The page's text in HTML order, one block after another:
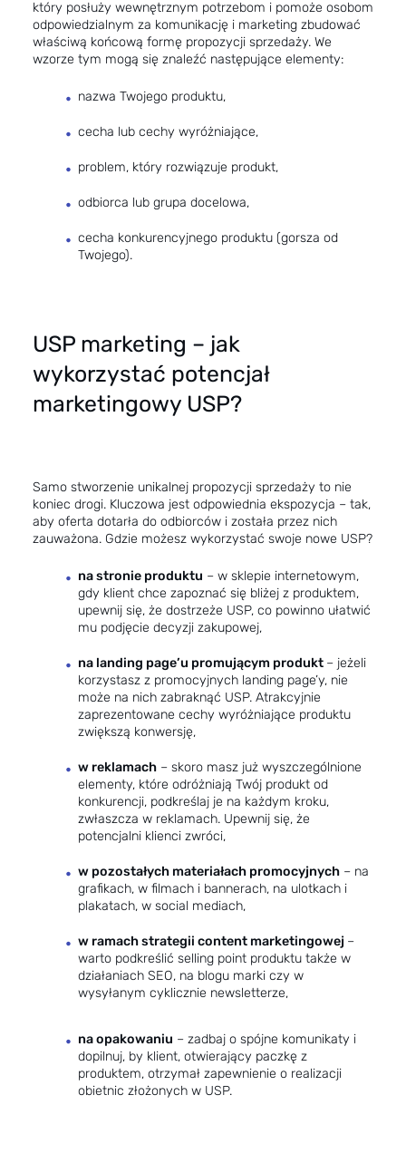
który posłuży wewnętrznym potrzebom i pomoże osobom
odpowiedzialnym za komunikację i marketing zbudować
właściwą końcową formę propozycji sprzedaży. We
wzorze tym mogą się znaleźć następujące elementy:
nazwa Twojego produktu,
cecha lub cechy wyróżniające,
problem, który rozwiązuje produkt,
odbiorca lub grupa docelowa,
cecha konkurencyjnego produktu (gorsza od
Twojego).
USP marketing – jak
wykorzystać potencjał
marketingowy USP?
Samo stworzenie unikalnej propozycji sprzedaży to nie
koniec drogi. Kluczowa jest odpowiednia ekspozycja – tak,
aby oferta dotarła do odbiorców i została przez nich
zauważona. Gdzie możesz wykorzystać swoje nowe USP?
na stronie produktu – w sklepie internetowym,
gdy klient chce zapoznać się bliżej z produktem,
upewnij się, że dostrzeże USP, co powinno ułatwić
mu podjęcie decyzji zakupowej,
na landing page’u promującym produkt – jeżeli
korzystasz z promocyjnych landing page’y, nie
może na nich zabraknąć USP. Atrakcyjnie
zaprezentowane cechy wyróżniające produktu
zwiększą konwersję,
w reklamach – skoro masz już wyszczególnione
elementy, które odróżniają Twój produkt od
konkurencji, podkreślaj je na każdym kroku,
zwłaszcza w reklamach. Upewnij się, że
potencjalni klienci zwróci,
w pozostałych materiałach promocyjnych – na
grafikach, w filmach i bannerach, na ulotkach i
plakatach, w social mediach,
w ramachstrategii content marketingowej –
warto podkreślić selling point produktu także w
działaniach SEO, na blogu marki czy w
wysyłanym cyklicznie newsletterze,
na opakowaniu – zadbaj o spójne komunikaty i
dopilnuj, by klient, otwierający paczkę z
produktem, otrzymał zapewnienie o realizacji
obietnic złożonych w USP.